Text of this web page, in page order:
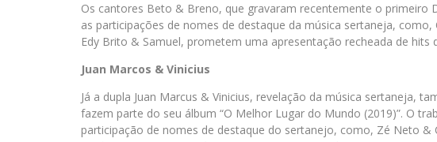
Os cantores Beto & Breno, que gravaram recentemente o primeiro
as participações de nomes de destaque da música sertaneja,
Edy Brito & Samuel, prometem uma apresentação recheada de hits
Juan Marcos & Vinicius
Já a dupla Juan Marcus & Vinicius, revelação da música sertaneja,
fazem parte do seu álbum “O Melhor Lugar do Mundo (2019)”. O
participação de nomes de destaque do sertanejo, como, Zé Neto